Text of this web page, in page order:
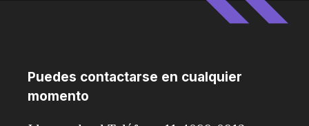
Puedes contactarse en cualquier
momento